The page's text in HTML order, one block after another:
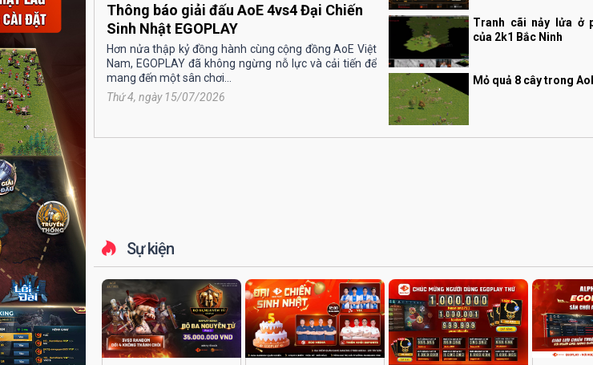
Thông báo giải đấu AoE 4vs4 Đại Chiến
Sinh Nhật EGOPLAY
Hơn nửa thập kỷ đồng hành cùng cộng đồng AoE Việt
Nam, EGOPLAY đã không ngừng nỗ lực và cải tiến để
mang đến một sân chơi...
Thứ 4, ngày 15/07/2026
Tranh cãi nảy lửa ở
của 2k1 Bắc Ninh
Mỏ quả 8 cây trong
Sự kiện